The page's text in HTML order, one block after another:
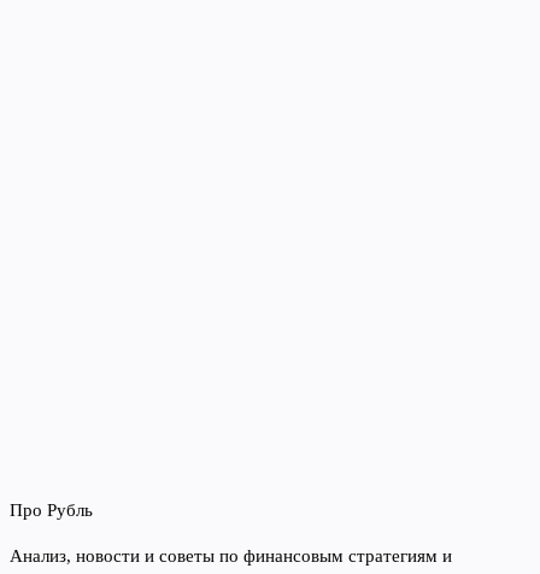
Про Рубль
Анализ, новости и советы по финансовым стратегиям и